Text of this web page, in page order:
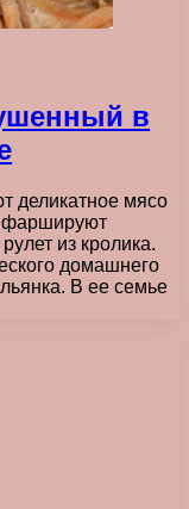
в
деликатное мясо
фаршируют
из кролика.
домашнего
В ее семье